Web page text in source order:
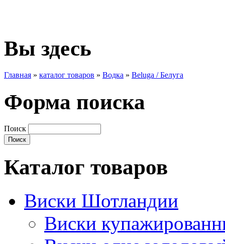
Вы здесь
Главная » каталог товаров » Водка » Beluga / Белуга
Форма поиска
Поиск
Каталог товаров
Виски Шотландии
Виски